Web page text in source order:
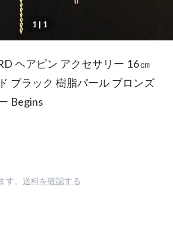
1 | 1
ヘアピン アクセサリー 16㎝
ブラック 樹脂パール ブロンズ
Begins
す。 送料を確認する